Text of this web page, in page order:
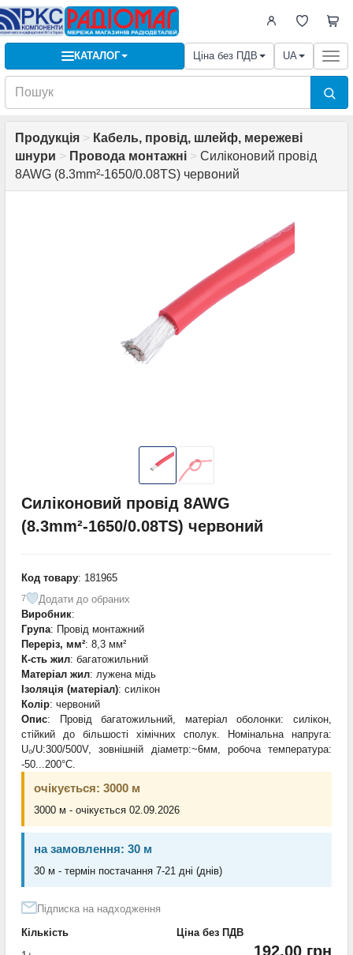
КАТАЛОГ Ціна без ПДВ UA
Продукція > Кабель, провід, шлейф, мережеві
шнури > Провода монтажні > Силіконовий провід
8AWG (8.3mm²-1650/0.08TS) червоний
Силіконовий провід 8AWG
(8.3mm²-1650/0.08TS) червоний
Код товару: 181965
7
Додати до обраних
Виробник:
Група: Провід монтажний
Переріз, мм²: 8,3 мм²
К-сть жил: багатожильний
Матеріал жил: лужена мідь
Ізоляція (матеріал): силікон
Колір: червоний
Опис: Провід багатожильний, матеріал оболонки: силікон,
стійкий до більшості хімічних сполук. Номінальна напруга:
U₀/U:300/500V, зовнішній діаметр:~6мм, робоча температура:
-50...200°C.
очікується: 3000 м
3000 м - очікується 02.09.2026
на замовлення: 30 м
30 м - термін постачання 7-21 дні (днів)
Підписка на надходження
Кількість
Ціна без ПДВ
192.00 грн